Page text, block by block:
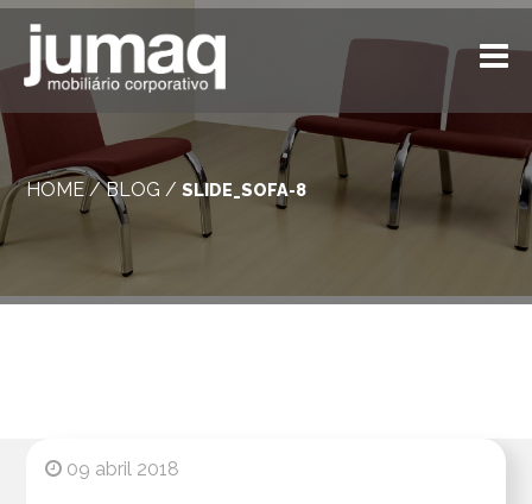
HOME/BLOG /SLIDE_SOFA-8
09 abril 2018